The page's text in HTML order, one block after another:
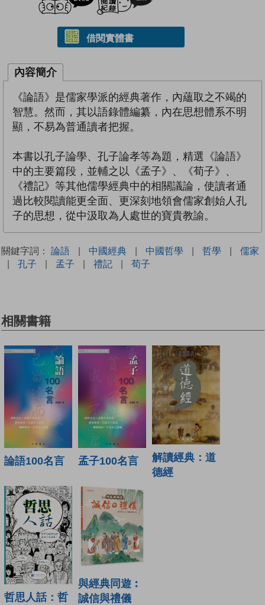
借閱實體書
內容簡介
《論語》是儒家學派的經典著作，內蘊取之不竭的
智慧。然而，其以語錄體編纂，內在思想體系不明
顯，不易為普通讀者把握。
本書以孔子論學、孔子論孝等為題，精選《論語》
中的主要篇段，並輔之以《孟子》、《荀子》、
《禮記》等其他儒學經典中的相關議論，使讀者通
過比較閱讀能更全面、更深刻地領會儒家創始人孔
子的思想，從中汲取為人處世的寶貴教諭。
關鍵字詞： 論語 | 中國經典 | 中國哲學 | 哲學 |
儒家
|
孔子 | 孟子 | 禮記 | 荀子
相關書籍
論語100名言 孟子100名言
解讀經典：道
德經
哲思人話：哲
與經典同遊︰
誠信與禮儀